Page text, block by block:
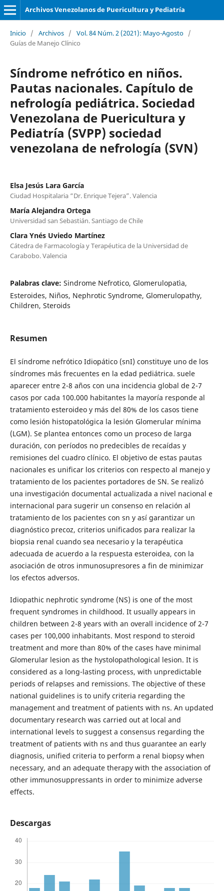
Archivos Venezolanos de Puericultura y Pediatría
Inicio / Archivos / Vol. 84 Núm. 2 (2021): Mayo-Agosto /
Guías de Manejo Clínico
Síndrome nefrótico en niños.
Pautas nacionales. Capítulo de
nefrología pediátrica. Sociedad
Venezolana de Puericultura y
Pediatría (SVPP) sociedad
venezolana de nefrología (SVN)
Elsa Jesús Lara García
Ciudad Hospitalaria “Dr. Enrique Tejera”. Valencia
María Alejandra Ortega
Universidad san Sebastián. Santiago de Chile
Clara Ynés Uviedo Martínez
Cátedra de Farmacología y Terapéutica de la Universidad de
Carabobo. Valencia
Palabras clave: Sindrome Nefrotico, Glomerulopatìa,
Esteroides, Niños, Nephrotic Syndrome, Glomerulopathy,
Children, Steroids
Resumen
El síndrome nefrótico Idiopático (snI) constituye uno de los
síndromes más frecuentes en la edad pediátrica. suele
aparecer entre 2-8 años con una incidencia global de 2-7
casos por cada 100.000 habitantes la mayoría responde al
tratamiento esteroideo y más del 80% de los casos tiene
como lesión histopatológica la lesión Glomerular mínima
(LGM). Se plantea entonces como un proceso de larga
duración, con períodos no predecibles de recaídas y
remisiones del cuadro clínico. El objetivo de estas pautas
nacionales es unificar los criterios con respecto al manejo y
tratamiento de los pacientes portadores de SN. Se realizó
una investigación documental actualizada a nivel nacional e
internacional para sugerir un consenso en relación al
tratamiento de los pacientes con sn y así garantizar un
diagnóstico precoz, criterios unificados para realizar la
biopsia renal cuando sea necesario y la terapéutica
adecuada de acuerdo a la respuesta esteroidea, con la
asociación de otros inmunosupresores a fin de minimizar
los efectos adversos.
Idiopathic nephrotic syndrome (NS) is one of the most
frequent syndromes in childhood. It usually appears in
children between 2-8 years with an overall incidence of 2-7
cases per 100,000 inhabitants. Most respond to steroid
treatment and more than 80% of the cases have minimal
Glomerular lesion as the hystolopathological lesion. It is
considered as a long-lasting process, with unpredictable
periods of relapses and remissions. The objective of these
national guidelines is to unify criteria regarding the
management and treatment of patients with ns. An updated
documentary research was carried out at local and
international levels to suggest a consensus regarding the
treatment of patients with ns and thus guarantee an early
diagnosis, unified criteria to perform a renal biopsy when
necessary, and an adequate therapy with the association of
other immunosuppressants in order to minimize adverse
effects.
Descargas